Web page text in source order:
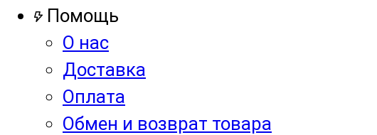
Помощь
О нас
Доставка
Оплата
Обмен и возврат товара